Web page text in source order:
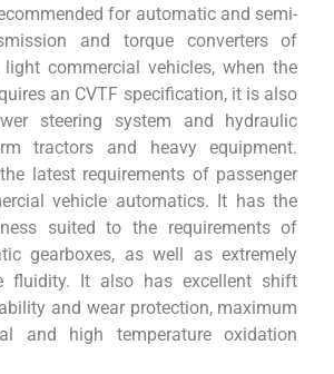
for automatic and semi-
and torque converters of
light commercial vehicles, when the
an CVTF specification, it is also
steering system and hydraulic
tractors and heavy equipment.
latest requirements of passenger
vehicle automatics. It has the
suited to the requirements of
gearboxes, as well as extremely
fluidity. It also has excellent shift
and wear protection, maximum
and high temperature oxidation